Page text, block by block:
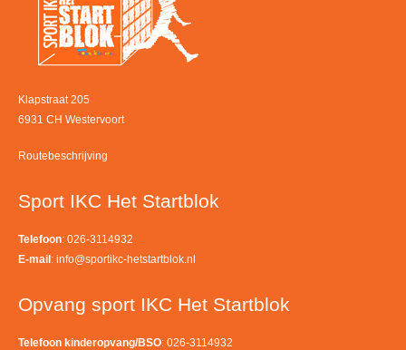
Klapstraat 205
6931 CH Westervoort
Routebeschrijving
Sport IKC Het Startblok
Telefoon: 026-3114932
E-mail : info@sportikc-hetstartblok.nl
Opvang sport IKC Het Startblok
Telefoon kinderopvang/BSO: 026-3114932